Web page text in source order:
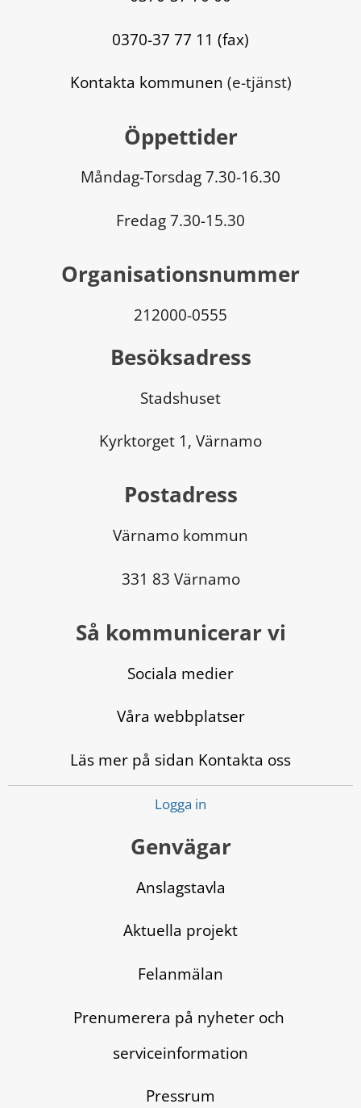
0370-37 77 11 (fax)
Kontakta kommunen (e-tjänst)
Öppettider
Måndag-Torsdag 7.30-16.30
Fredag 7.30-15.30
Organisationsnummer
212000-0555
Besöksadress
Stadshuset
Kyrktorget 1, Värnamo
Postadress
Värnamo kommun
331 83 Värnamo
Så kommunicerar vi
Sociala medier
Våra webbplatser
Läs mer på sidan Kontakta oss
Logga in
Genvägar
Anslagstavla
Aktuella projekt
Felanmälan
Prenumerera på nyheter och
serviceinformation
Pressrum